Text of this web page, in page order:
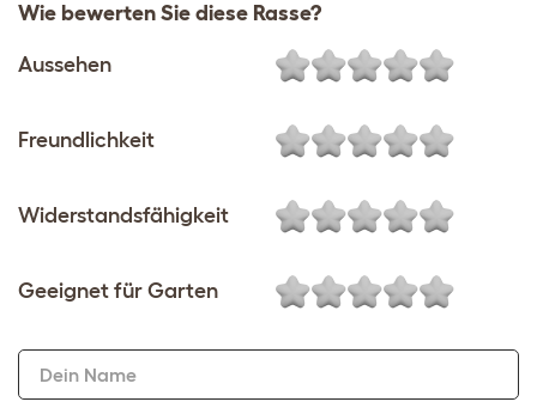
Wie bewerten Sie diese Rasse?
Aussehen
Freundlichkeit
Widerstandsfähigkeit
Geeignet für Garten
Dein Name